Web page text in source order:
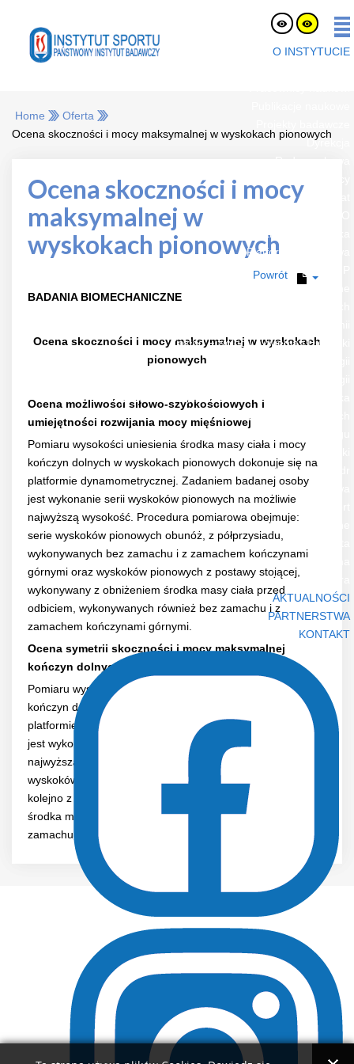
O INSTYTUCIE
Dyrekcja
Strefa Pracownika
Platforma Zakupowa
Jednostki organizacyjne
Zakład Fizjologii Żywienia i Dietetyki
Przychodnia Przyzakładowa i Sportowo-Lekarska
Zakład Nauk Społecznych
Zakład Biomechaniki
Zespół Kształcenia i Doskonalenia Kadr
Wydawnictwa
Biology of Sport
Informacje ogólne
Strona czasopisma
Forum Trenera
AKTUALNOŚCI
PARTNERSTWA
KONTAKT
Home
Oferta
Ocena skoczności i mocy maksymalnej w wyskokach pionowych
Ocena skoczności i mocy
maksymalnej w
wyskokach pionowych
Powrót
BADANIA BIOMECHANICZNE
Ocena skoczności i mocy maksymalnej w wyskokach
pionowych
Ocena możliwości siłowo-szybkościowych i
umiejętności rozwijania mocy mięśniowej
Pomiaru wysokości uniesienia środka masy ciała i mocy
kończyn dolnych w wyskokach pionowych dokonuje się na
platformie dynamometrycznej. Zadaniem badanej osoby
jest wykonanie serii wyskoków pionowych na możliwie
najwyższą wysokość. Procedura pomiarowa obejmuje:
serie wyskoków pionowych obunóż, z półprzysiadu,
wykonywanych bez zamachu i z zamachem kończynami
górnymi oraz wyskoków pionowych z postawy stojącej,
wykonywany z obniżeniem środka masy ciała przed
odbiciem, wykonywanych również bez zamachu i z
zamachem kończynami górnymi.
Ocena symetrii skoczności i mocy maksymalnej
kończyn dolnych podczas wyskoków jednonóż
Pomiaru wysokości uniesienia środka masy ciała i mocy
kończyn dolnych w wyskokach jednonóż dokonuje się na
platformie dynamometrycznej. Zadaniem badanej osoby
jest wykonanie serii wyskoków pionowych na możliwie
najwyższą wysokość. Procedura pomiarowa obejmuje serie
wyskoków pionowych z postawy stojącej jednonóż, odbicie
kolejno z kończyny lewej i prawej poprzedzone obniżeniem
środka masy ciała przed odbiciem, wykonywanych bez
zamachu i z zamachem kończynami górnymi.
Deklaracja dostępności
Copyright 2021